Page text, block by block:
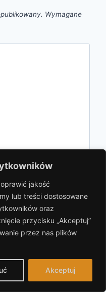
jakość
lub treści dostosowane
oraz
przycisku „Akceptuj”
przez nas plików
Akceptuj
Wymagane